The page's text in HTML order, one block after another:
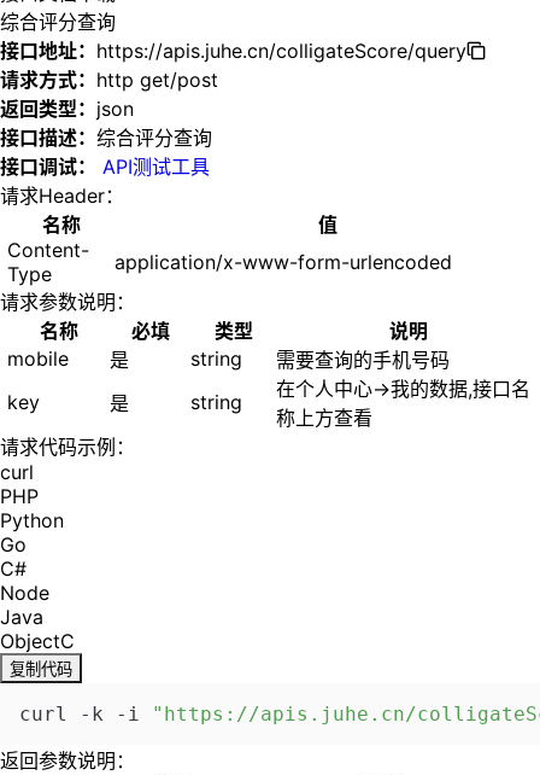
综合评分查询
接口地址： https://apis.juhe.cn/colligateScore/query
请求方式： http get/post
返回类型： json
接口描述： 综合评分查询
接口调试：
API测试工具
请求Header：
名称
值
Content-
Type
application/x-www-form-urlencoded
请求参数说明：
名称
必填 类型
说明
mobile
是 string
需要查询的手机号码
key
是 string
在个人中心->我的数据,接口名
称上方查看
请求代码示例：
curl
PHP
Python
Go
C#
Node
Java
ObjectC
复制代码
curl -k -i "https://apis.juhe.cn/
返回参数说明：